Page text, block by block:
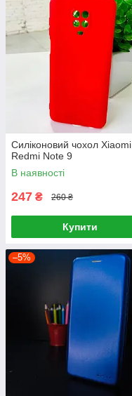
Силіконовий чохол Xiaomi
Redmi Note 9
В наявності
247 ₴ 260 ₴
Купити
–5%